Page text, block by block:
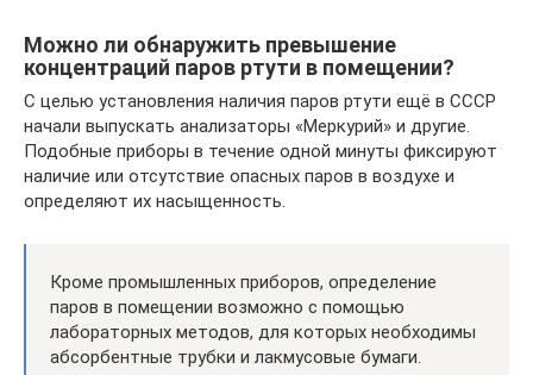
Можно ли обнаружить превышение
концентраций паров ртути в помещении?
С целью установления наличия паров ртути ещё в СССР
начали выпускать анализаторы «Меркурий» и другие.
Подобные приборы в течение одной минуты фиксируют
наличие или отсутствие опасных паров в воздухе и
определяют их насыщенность.
Кроме промышленных приборов, определение
паров в помещении возможно с помощью
лабораторных методов, для которых необходимы
абсорбентные трубки и лакмусовые бумаги.